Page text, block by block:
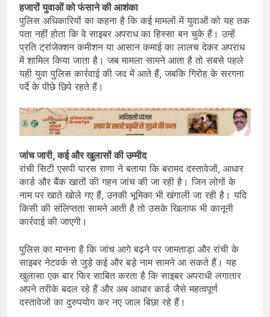
हजारों युवाओं को फंसाने की आशंका
पुलिस अधिकारियों का कहना है कि कई मामलों में युवाओं को यह तक
पता नहीं होता कि वे साइबर अपराध का हिस्सा बन चुके हैं। उन्हें
प्रति ट्रांजेक्शन कमीशन या आसान कमाई का लालच देकर अपराध
में शामिल किया जाता है। जब मामला सामने आता है तो सबसे पहले
यही युवा पुलिस कार्रवाई की जद में आते हैं, जबकि गिरोह के सरगना
पर्दे के पीछे छिपे रहते हैं।
जांच जारी, कई और खुलासों की उम्मीद
रांची सिटी एसपी पारस राणा ने बताया कि बरामद दस्तावेजों, आधार
कार्ड और बैंक खातों की गहन जांच की जा रही है। जिन लोगों के
नाम पर खाते खोले गए हैं, उनकी भूमिका भी खंगाली जा रही है। यदि
किसी की संलिप्तता सामने आती है तो उसके खिलाफ भी कानूनी
कार्रवाई की जाएगी।
पुलिस का मानना है कि जांच आगे बढ़ने पर जामताड़ा और रांची के
साइबर नेटवर्क से जुड़े कई और बड़े नाम सामने आ सकते हैं। यह
खुलासा एक बार फिर साबित करता है कि साइबर अपराधी लगातार
अपने तरीके बदल रहे हैं और अब आधार कार्ड जैसे महत्वपूर्ण
दस्तावेजों का दुरुपयोग कर नए जाल बिछा रहे हैं।